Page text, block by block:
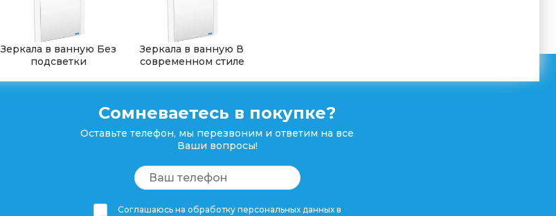
Зеркала в ванную Без
подсветки
Зеркала в ванную В
современном стиле
Сомневаетесь в покупке?
Оставьте телефон, мы перезвоним и ответим на все
Ваши вопросы!
Соглашаюсь на обработку персональных данных в